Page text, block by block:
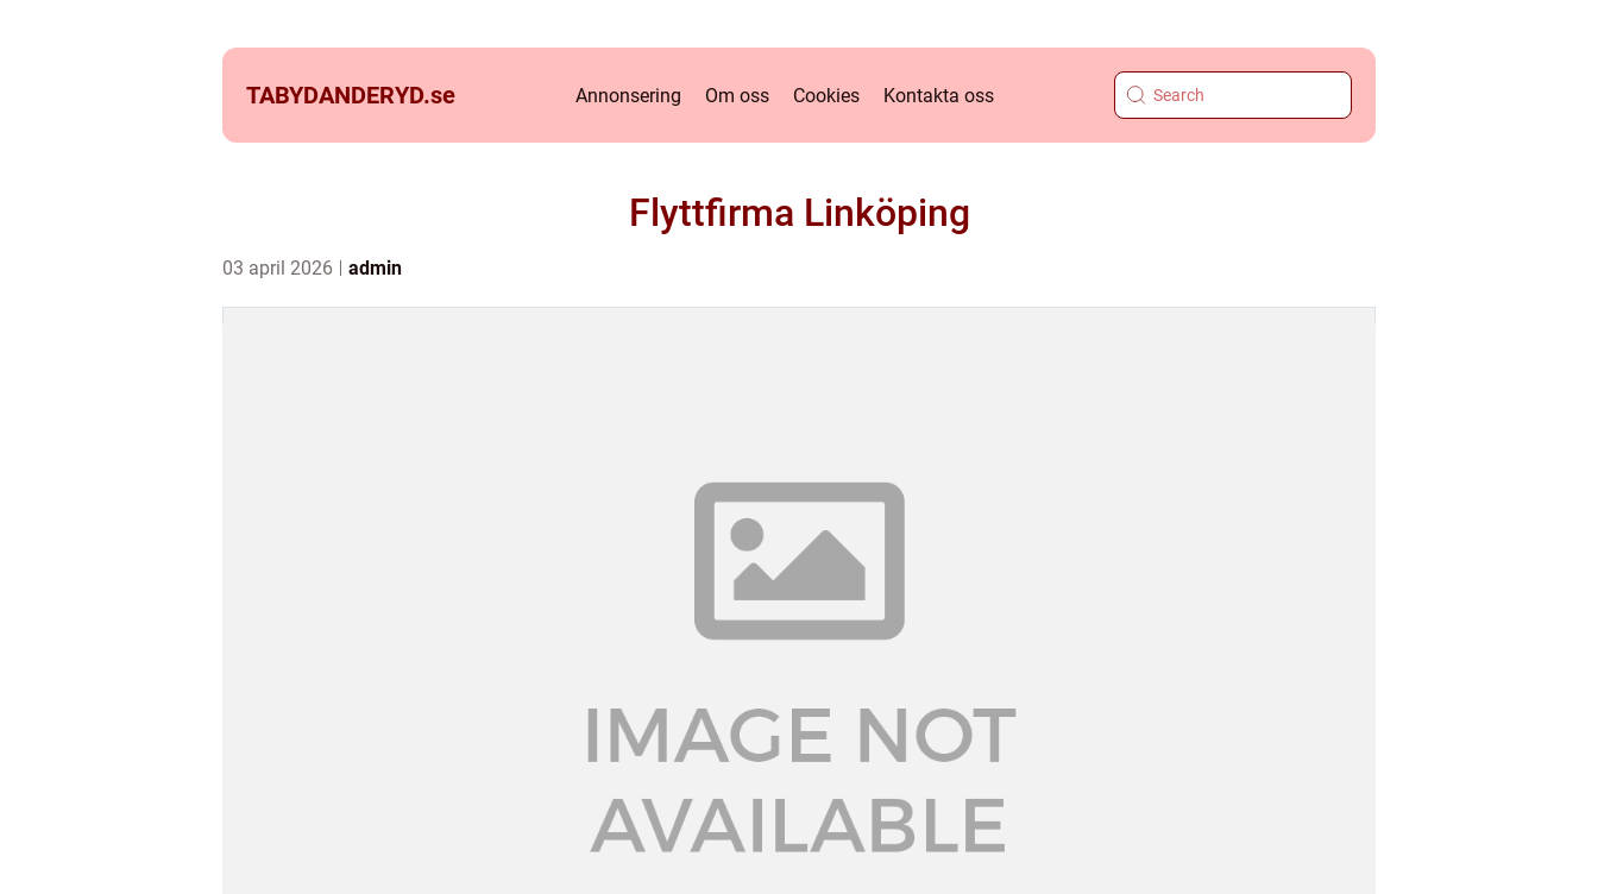
TABYDANDERYD.se Annonsering Om oss Cookies Kontakta oss
Flyttfirma Linköping
03 april 2026 admin